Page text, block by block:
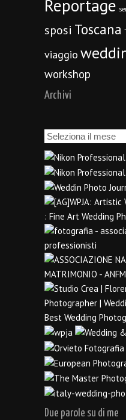
Reportage
sposi Toscana
viaggio
workshop
Archivi
Archivi
Due parole su di me